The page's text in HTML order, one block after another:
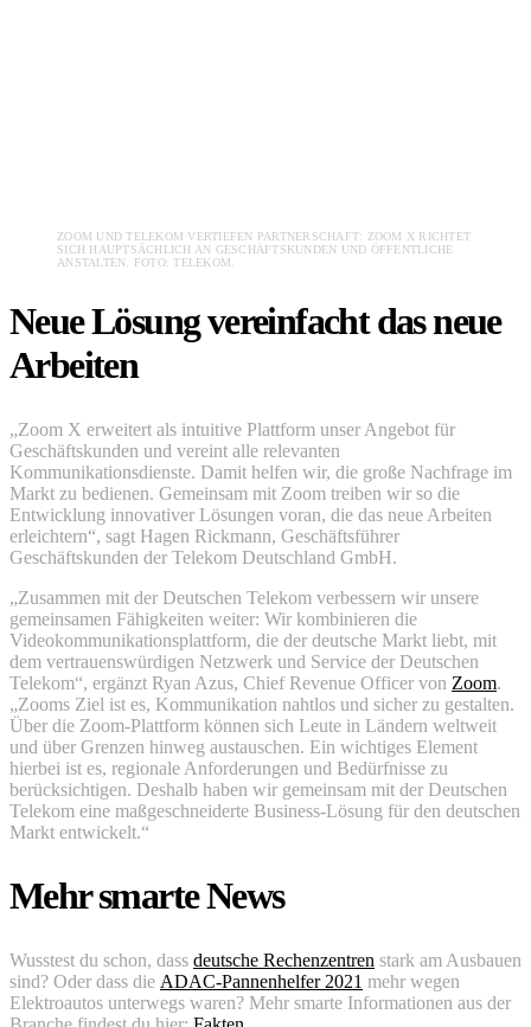
ZOOM UND TELEKOM VERTIEFEN PARTNERSCHAFT: ZOOM X RICHTET
SICH HAUPTSÄCHLICH AN GESCHÄFTSKUNDEN UND ÖFFENTLICHE
ANSTALTEN. FOTO: TELEKOM.
Neue Lösung vereinfacht das neue
Arbeiten
„Zoom X erweitert als intuitive Plattform unser Angebot für
Geschäftskunden und vereint alle relevanten
Kommunikationsdienste. Damit helfen wir, die große Nachfrage im
Markt zu bedienen. Gemeinsam mit Zoom treiben wir so die
Entwicklung innovativer Lösungen voran, die das neue Arbeiten
erleichtern“, sagt Hagen Rickmann, Geschäftsführer
Geschäftskunden der Telekom Deutschland GmbH.
„Zusammen mit der Deutschen Telekom verbessern wir unsere
gemeinsamen Fähigkeiten weiter: Wir kombinieren die
Videokommunikationsplattform, die der deutsche Markt liebt, mit
dem vertrauenswürdigen Netzwerk und Service der Deutschen
Telekom“, ergänzt Ryan Azus, Chief Revenue Officer von Zoom.
„Zooms Ziel ist es, Kommunikation nahtlos und sicher zu gestalten.
Über die Zoom-Plattform können sich Leute in Ländern weltweit
und über Grenzen hinweg austauschen. Ein wichtiges Element
hierbei ist es, regionale Anforderungen und Bedürfnisse zu
berücksichtigen. Deshalb haben wir gemeinsam mit der Deutschen
Telekom eine maßgeschneiderte Business-Lösung für den deutschen
Markt entwickelt.“
Mehr smarte News
Wusstest du schon, dass deutsche Rechenzentren stark am Ausbauen
sind? Oder dass die ADAC-Pannenhelfer 2021 mehr wegen
Elektroautos unterwegs waren? Mehr smarte Informationen aus der